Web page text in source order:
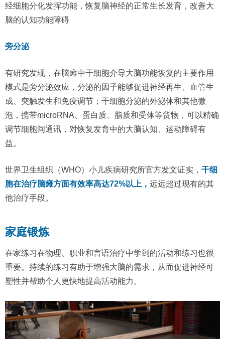
经细胞分化发挥功能，恢复脑神经的正常生长发育，改善大
脑的认知功能障碍
旁分泌
有研究发现，在脑瘫中干细胞介导大脑功能恢复的主要作用
模式是旁分泌效应，分泌的因子能够促进神经再生、血管生
成、突触发生和免疫调节；干细胞分泌的外泌体和其他微
泡，携带microRNA、蛋白质、脂质和受体等货物，可以精确
调节细胞间通讯，对恢复发育中的大脑认知、运动障碍有
益。
世界卫生组织（WHO）小儿疾病研究所官方发文证实， 干细
胞在治疗脑瘫方面有效率高达72%以上， 远远超过现有的其
他治疗手段。
家庭锻炼
在家练习在物理、职业和言语治疗中学到的活动和练习也很
重要。持续的练习有助于增强大脑的需求，从而促进神经可
塑性并帮助个人更快地提高活动能力。